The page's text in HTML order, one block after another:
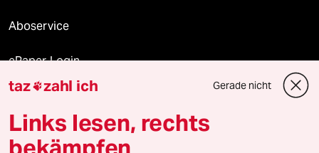
Aboservice
ePaper Login
Downloads für Abonnierende
taz zahl ich Gerade nicht
Links lesen, rechts